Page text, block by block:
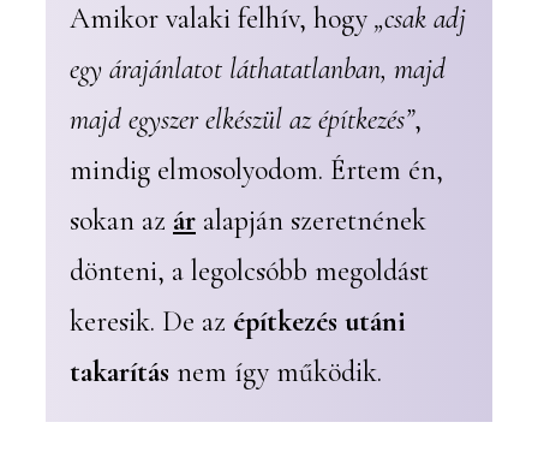
Amikor valaki felhív, hogy „csak adj
egy árajánlatot láthatatlanban, majd
majd egyszer elkészül az építkezés”,
mindig elmosolyodom. Értem én,
sokan az ár alapján szeretnének
dönteni, a legolcsóbb megoldást
keresik. De az építkezés utáni
takarítás nem így működik.